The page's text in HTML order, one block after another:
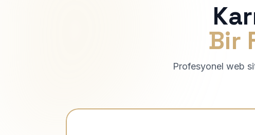
Bir
Profesyonel web